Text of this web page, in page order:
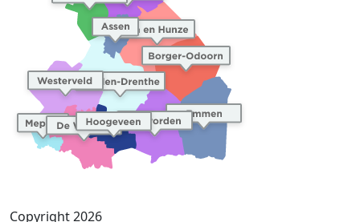
Copyright 2026